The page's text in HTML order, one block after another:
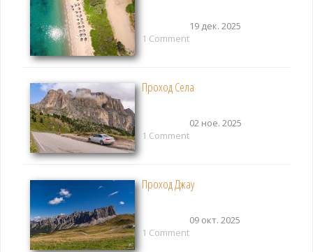
19 дек. 2025
1 Comment
Проход Села
02 ное. 2025
1 Comment
Проход Джау
09 окт. 2025
1 Comment